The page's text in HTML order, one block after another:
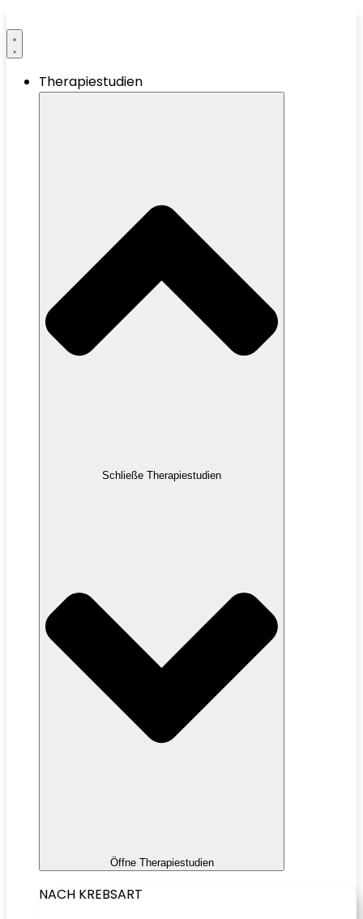
Therapiestudien
Schließe Therapiestudien
Öffne Therapiestudien
NACH KREBSART